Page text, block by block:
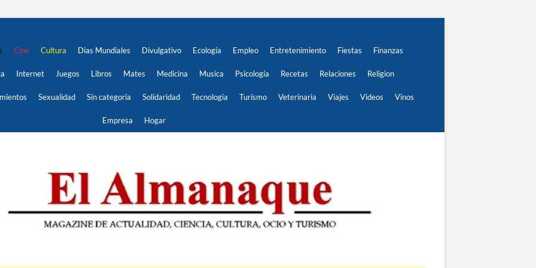
Cine Cultura Dias Mundiales Divulgativo Ecología Empleo Entretenimiento Fiestas Finanzas
Internet Juegos Libros Mates Medicina Musica Psicología Recetas Relaciones Religion
Sexualidad Sin categoría Solidaridad Tecnologia Turismo Veterinaria Viajes Videos Vinos
Empresa Hogar